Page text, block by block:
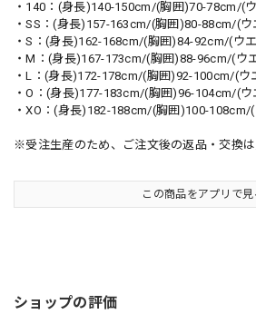
・140：(身長)140-150cm/(胸囲)70-78cm/(
・SS：(身長)157-163cm/(胸囲)80-88cm/(
・S：(身長)162-168cm/(胸囲)84-92cm/(ウ
・M：(身長)167-173cm/(胸囲)88-96cm/(ウ
・L：(身長)172-178cm/(胸囲)92-100cm/(ウ
・O：(身長)177-183cm/(胸囲)96-104cm/(
・XO：(身長)182-188cm/(胸囲)100-108cm/
※受注生産のため、ご注文後の返品・交換は
この商品をアプリで見
ショップの評価